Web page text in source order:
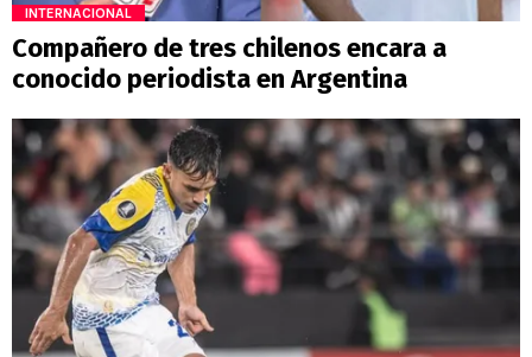
INTERNACIONAL
Compañero de tres chilenos encara a
conocido periodista en Argentina